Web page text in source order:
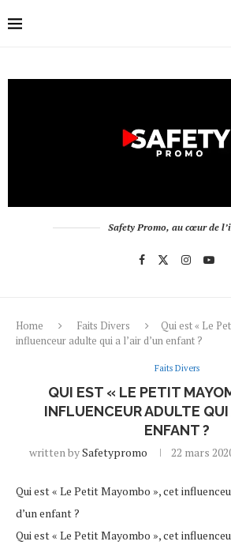
Safety Promo, au cœur de
Home Faits Divers
Qui est « Le
influenceur adulte qui a l’air d’un enfant ?
Faits Divers
QUI EST « LE PETIT
INFLUENCEUR ADULTE QUI
ENFANT ?
written bySafetypromo 22 mars
Qui est « Le Petit Mayombo », cet
d’un enfant ?
Qui est « Le Petit Mayombo », cet